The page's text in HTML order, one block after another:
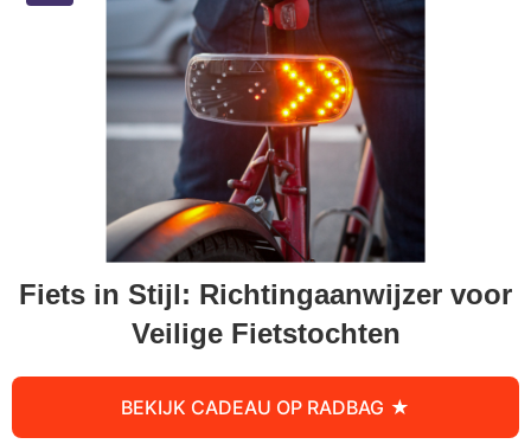
Fiets in Stijl: Richtingaanwijzer voor
Veilige Fietstochten
BEKIJK CADEAU OP RADBAG